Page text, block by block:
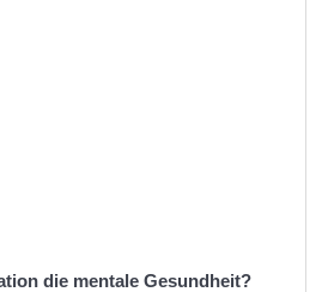
die mentale Gesundheit?